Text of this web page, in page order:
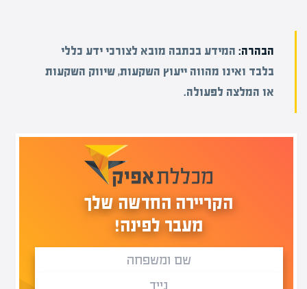
הבהרה: המידע בכתבה מובא לצורכי ידע כללי
בלבד ואינו מהווה ייעוץ השקעות, שיווק השקעות
או המלצה לפעולה.
הקריירה החדשה שלך
מעבר לפינה!